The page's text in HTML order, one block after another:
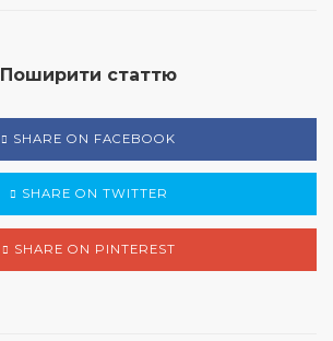
Поширити статтю
SHARE ON FACEBOOK
SHARE ON TWITTER
SHARE ON PINTEREST